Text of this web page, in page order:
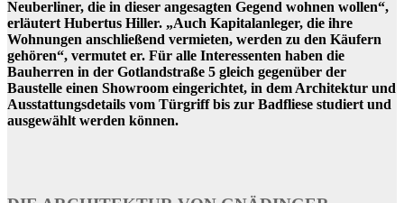
Neuberliner, die in dieser angesagten Gegend wohnen wollen“,
erläutert Hubertus Hiller. „Auch Kapitalanleger, die ihre
Wohnungen anschließend vermieten, werden zu den Käufern
gehören“, vermutet er. Für alle Interessenten haben die
Bauherren in der Gotlandstraße 5 gleich gegenüber der
Baustelle einen Showroom eingerichtet, in dem Architektur und
Ausstattungsdetails vom Türgriff bis zur Badfliese studiert und
ausgewählt werden können.